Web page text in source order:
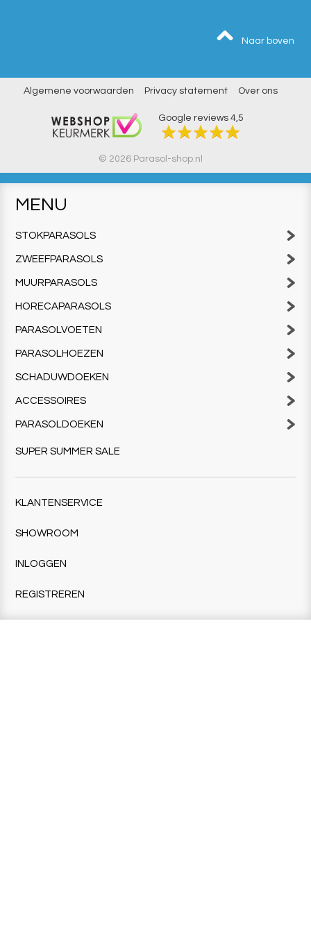
Naar boven
Algemene voorwaarden Privacy statement Over ons
Google reviews 4,5
© 2026 Parasol-shop.nl
MENU
STOKPARASOLS
ZWEEFPARASOLS
MUURPARASOLS
HORECAPARASOLS
PARASOLVOETEN
PARASOLHOEZEN
SCHADUWDOEKEN
ACCESSOIRES
PARASOLDOEKEN
SUPER SUMMER SALE
KLANTENSERVICE
SHOWROOM
INLOGGEN
REGISTREREN